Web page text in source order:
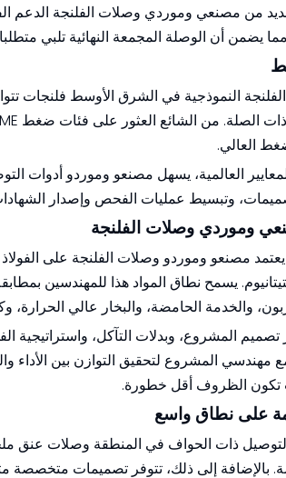
من مصنعي وموردي وصلات الفلنجة الدعم
يضمن أن الوصلة المجمعة النهائية تلبي
العالي.
العالمية، يسهل مصنعو وموردو أدوات
وتبسيط عمليات الفحص وإصدار
وموردي وصلات الفلنجة
مصنعو وموردو وصلات الفلنجة على الفولاذ
يسمح نطاق المواد هذا للمهندسين
والخدمة الحامضة، والبخار عالي
تصميم المشروع، وبدلات التآكل،
المشروع لتحقيق التوازن بين الأداء
تكون الظروف أقل خطورة.
على نطاق واسع
ذات الحواف في المنطقة وصلات عنق
إلى ذلك، تتوفر تصميمات متخصصة